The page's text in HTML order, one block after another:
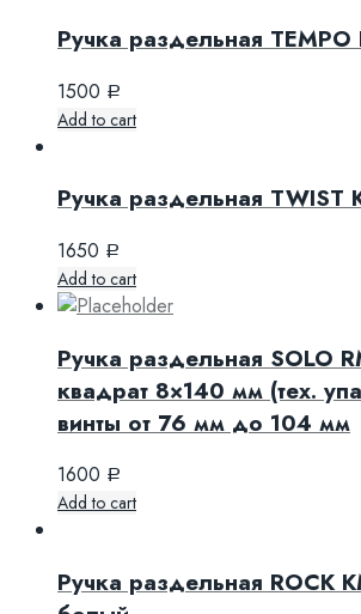
Ручка раздельная
1500 Р
Add to cart
Ручка раздельная TWIST
1650 Р
Add to cart
Ручка раздельная SOLO
квадрат 8×140 мм (тех.
винты от 76 мм до 104 мм
1600 Р
Add to cart
Ручка раздельная ROCK